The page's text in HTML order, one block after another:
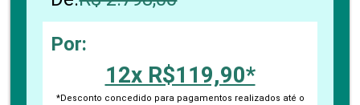
Por:
12x R$119,90*
*Desconto concedido para pagamentos realizados até o